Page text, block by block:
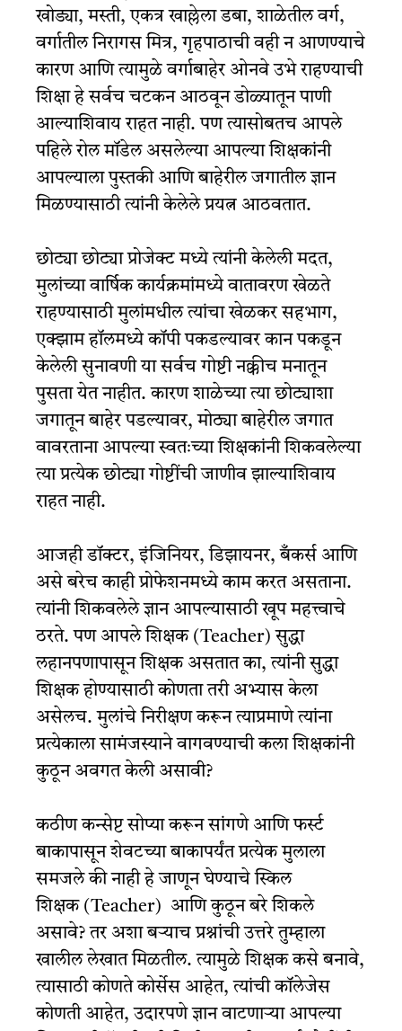
खोड्या, मस्ती, एकत्र खाल्लेला डबा, शाळेतील वर्ग,
वर्गातील निरागस मित्र, गृहपाठाची वही न आणण्याचे
कारण आणि त्यामुळे वर्गाबाहेर ओनवे उभे राहण्याची
शिक्षा हे सर्वच चटकन आठवून डोळ्यातून पाणी
आल्याशिवाय राहत नाही. पण त्यासोबतच आपले
पहिले रोल मॉडेल असलेल्या आपल्या शिक्षकांनी
आपल्याला पुस्तकी आणि बाहेरील जगातील ज्ञान
मिळण्यासाठी त्यांनी केलेले प्रयत्न आठवतात.
छोट्या छोट्या प्रोजेक्ट मध्ये त्यांनी केलेली मदत,
मुलांच्या वार्षिक कार्यक्रमांमध्ये वातावरण खेळते
राहण्यासाठी मुलांमधील त्यांचा खेळकर सहभाग,
एक्झाम हॉलमध्ये कॉपी पकडल्यावर कान पकडून
केलेली सुनावणी या सर्वच गोष्टी नक्कीच मनातून
पुसता येत नाहीत. कारण शाळेच्या त्या छोट्याशा
जगातून बाहेर पडल्यावर, मोठ्या बाहेरील जगात
वावरताना आपल्या स्वतःच्या शिक्षकांनी शिकवलेल्या
त्या प्रत्येक छोट्या गोष्टींची जाणीव झाल्याशिवाय
राहत नाही.
आजही डॉक्टर, इंजिनियर, डिझायनर, बँकर्स आणि
असे बरेच काही प्रोफेशनमध्ये काम करत असताना.
त्यांनी शिकवलेले ज्ञान आपल्यासाठी खूप महत्त्वाचे
ठरते. पण आपले शिक्षक (Teacher) सुद्धा
लहानपणापासून शिक्षक असतात का, त्यांनी सुद्धा
शिक्षक होण्यासाठी कोणता तरी अभ्यास केला
असेलच. मुलांचे निरीक्षण करून त्याप्रमाणे त्यांना
प्रत्येकाला सामंजस्याने वागवण्याची कला शिक्षकांनी
कुठून अवगत केली असावी?
कठीण कन्सेप्ट सोप्या करून सांगणे आणि फर्स्ट
बाकापासून शेवटच्या बाकापर्यंत प्रत्येक मुलाला
समजले की नाही हे जाणून घेण्याचे स्किल
शिक्षक (Teacher) आणि कुठून बरे शिकले
असावे? तर अशा बऱ्याच प्रश्नांची उत्तरे तुम्हाला
खालील लेखात मिळतील. त्यामुळे शिक्षक कसे बनावे,
त्यासाठी कोणते कोर्सेस आहेत, त्यांची कॉलेजेस
कोणती आहेत, उदारपणे ज्ञान वाटणाऱ्या आपल्या